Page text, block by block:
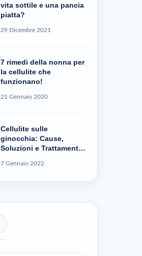
vita sottile e una pancia
piatta?
29 Dicembre 2021
7 rimedi della nonna per
la cellulite che
funzionano!
21 Gennaio 2020
Cellulite sulle
ginocchia: Cause,
Soluzioni e Trattamenti
7 Gennaio 2022